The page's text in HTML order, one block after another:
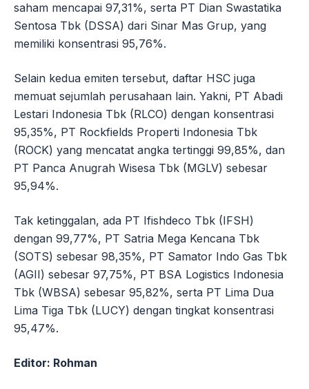
saham mencapai 97,31%, serta PT Dian Swastatika
Sentosa Tbk (DSSA) dari Sinar Mas Grup, yang
memiliki konsentrasi 95,76%.
Selain kedua emiten tersebut, daftar HSC juga
memuat sejumlah perusahaan lain. Yakni, PT Abadi
Lestari Indonesia Tbk (RLCO) dengan konsentrasi
95,35%, PT Rockfields Properti Indonesia Tbk
(ROCK) yang mencatat angka tertinggi 99,85%, dan
PT Panca Anugrah Wisesa Tbk (MGLV) sebesar
95,94%.
Tak ketinggalan, ada PT Ifishdeco Tbk (IFSH)
dengan 99,77%, PT Satria Mega Kencana Tbk
(SOTS) sebesar 98,35%, PT Samator Indo Gas Tbk
(AGII) sebesar 97,75%, PT BSA Logistics Indonesia
Tbk (WBSA) sebesar 95,82%, serta PT Lima Dua
Lima Tiga Tbk (LUCY) dengan tingkat konsentrasi
95,47%.
Editor: Rohman